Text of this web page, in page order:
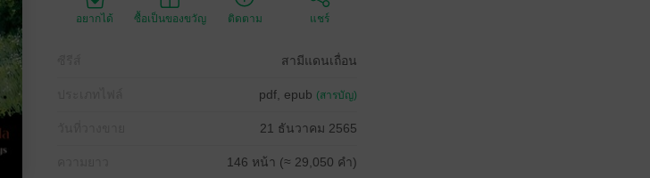
อยากได้ ซื้อเป็นของขวัญ ติดตาม แชร์
สามีแดนเถื่อน
pdf, epub (สารบัญ)
21 ธันวาคม 2565
146 หน้า (≈ 29,050 คำ)